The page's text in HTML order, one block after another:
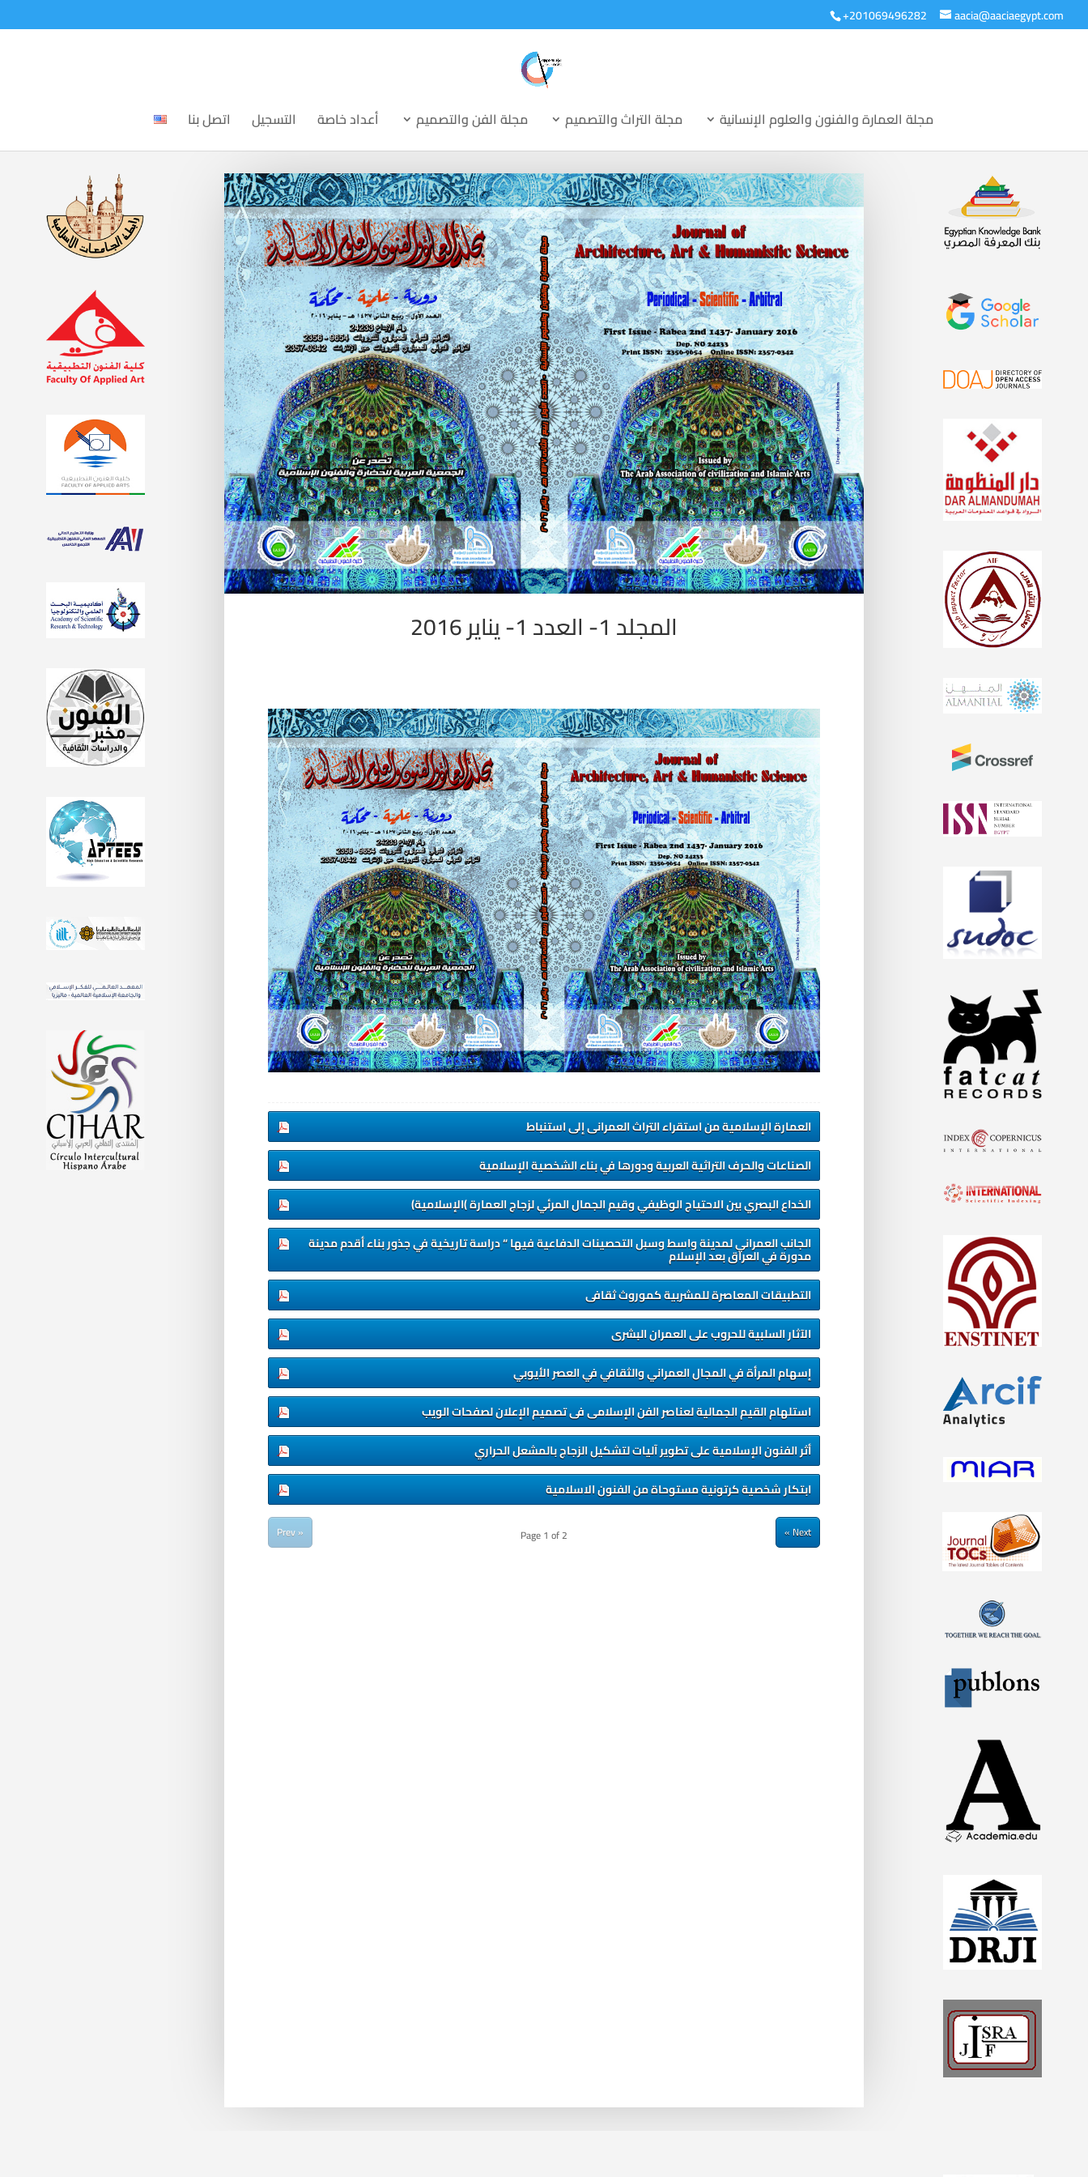
+201069496282 aacia@aaciaegypt.com
مجلة العمارة والفنون والعلوم الإنسانية مجلة التراث والتصميم مجلة الفن والتصميم أعداد خاصة التسجيل اتصل بنا
المجلد 1- العدد 1- يناير 2016
العمارة الإسلامية من استقراء التراث العمرانى إلى استنباط
الصناعات والحرف التراثية العربية ودورها في بناء الشخصية الإسلامية
الخداع البصري بين الاحتياج الوظيفي وقيم الجمال المرئي لزجاج العمارة )الإسلامية)
الجانب العمراني لمدينة واسط وسبل التحصينات الدفاعية فيها “ دراسة تاريخية في جذور بناء أقدم مدينة
مدورة في العراق بعد الإسلام
التطبيقات المعاصرة للمشربية كموروث ثقافى
الآثار السلبية للحروب على العمران البشرى
إسهام المرأة في المجال العمراني والثقافي في العصر الأيوبي
استلهام القيم الجمالية لعناصر الفن الإسلامى فى تصميم الإعلان لصفحات الويب
أثر الفنون الإسلامية على تطوير آليات لتشكيل الزجاج بالمشعل الحراري
ابتكار شخصية كرتونية مستوحاة من الفنون الاسلامية
Next »
Page1 of2
« Prev